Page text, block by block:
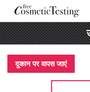
दुकान पर वापस जाएं